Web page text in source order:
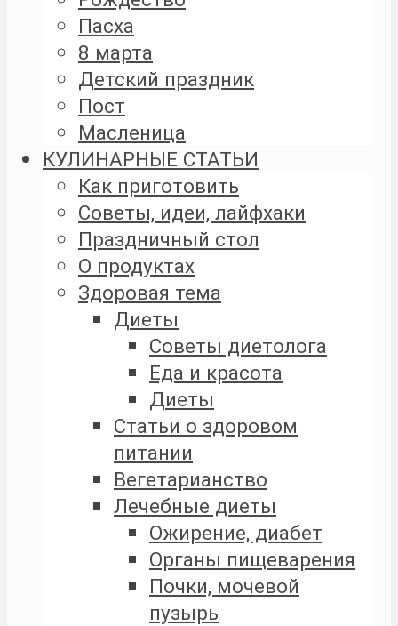
Пасха
8 марта
Детский праздник
Пост
Масленица
КУЛИНАРНЫЕ СТАТЬИ
Как приготовить
Советы, идеи, лайфхаки
Праздничный стол
О продуктах
Здоровая тема
Диеты
Советы диетолога
Еда и красота
Диеты
Статьи о здоровом
питании
Вегетарианство
Лечебные диеты
Ожирение, диабет
Органы пищеварения
Почки, мочевой
пузырь